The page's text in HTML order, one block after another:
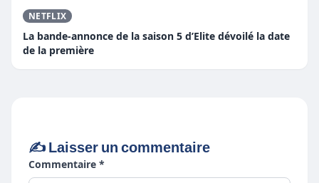
NETFLIX
La bande-annonce de la saison 5 d’Elite dévoilé la date
de la première
✍️ Laisser un commentaire
Commentaire *